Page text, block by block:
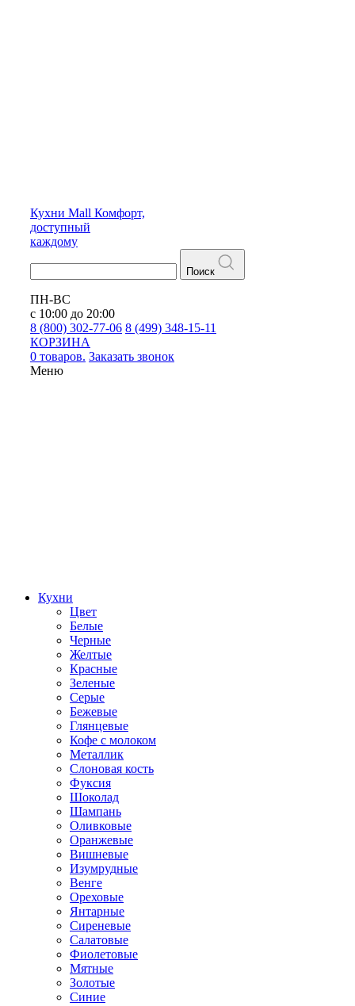
Кухни Mall Комфорт,
доступный
каждому
Поиск
ПН-ВС
с 10:00 до 20:00
8 (800) 302-77-06 8 (499) 348-15-11
КОРЗИНА
0 товаров. Заказать звонок
Меню
Кухни
Цвет
Белые
Черные
Желтые
Красные
Зеленые
Серые
Бежевые
Глянцевые
Кофе с молоком
Металлик
Слоновая кость
Фуксия
Шоколад
Шампань
Оливковые
Оранжевые
Вишневые
Изумрудные
Венге
Ореховые
Янтарные
Сиреневые
Салатовые
Фиолетовые
Мятные
Золотые
Синие